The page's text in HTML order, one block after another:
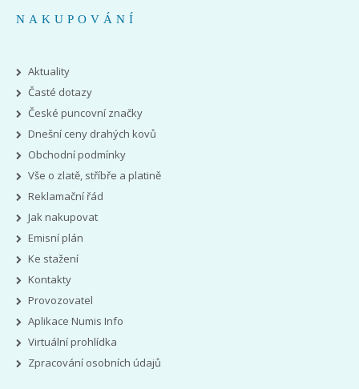
NAKUPOVÁNÍ
Aktuality
Časté dotazy
České puncovní značky
Dnešní ceny drahých kovů
Obchodní podmínky
Vše o zlatě, stříbře a platině
Reklamační řád
Jak nakupovat
Emisní plán
Ke stažení
Kontakty
Provozovatel
Aplikace Numis Info
Virtuální prohlídka
Zpracování osobních údajů